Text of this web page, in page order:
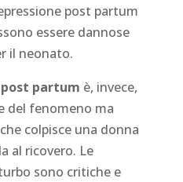
post partum
essere dannose
il neonato.
partum è, invece,
del fenomeno ma
colpisce una donna
al ricovero. Le
sono critiche e